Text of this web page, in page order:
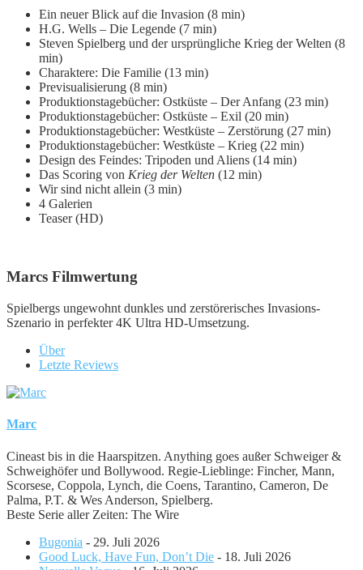
Ein neuer Blick auf die Invasion (8 min)
H.G. Wells – Die Legende (7 min)
Steven Spielberg und der ursprüngliche Krieg der Welten (8
min)
Charaktere: Die Familie (13 min)
Previsualisierung (8 min)
Produktionstagebücher: Ostküste – Der Anfang (23 min)
Produktionstagebücher: Ostküste – Exil (20 min)
Produktionstagebücher: Westküste – Zerstörung (27 min)
Produktionstagebücher: Westküste – Krieg (22 min)
Design des Feindes: Tripoden und Aliens (14 min)
Das Scoring von Krieg der Welten (12 min)
Wir sind nicht allein (3 min)
4 Galerien
Teaser (HD)
Marcs Filmwertung
Spielbergs ungewohnt dunkles und zerstörerisches Invasions-
Szenario in perfekter 4K Ultra HD-Umsetzung.
Über
Letzte Reviews
Marc
Cineast bis in die Haarspitzen. Anything goes außer Schweiger &
Schweighöfer und Bollywood. Regie-Lieblinge: Fincher, Mann,
Scorsese, Coppola, Lynch, die Coens, Tarantino, Cameron, De
Palma, P.T. & Wes Anderson, Spielberg.
Beste Serie aller Zeiten: The Wire
Bugonia - 29. Juli 2026
Good Luck, Have Fun, Don’t Die - 18. Juli 2026